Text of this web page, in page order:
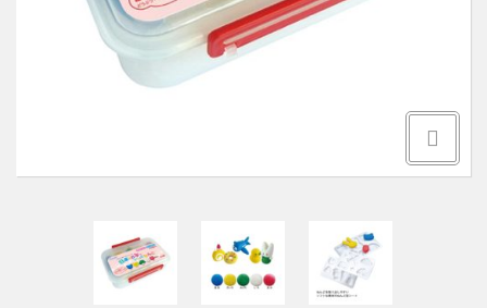
Уход за телом
Уход за лицом
Товары для дома
Одежда и аксессуары для здоровья